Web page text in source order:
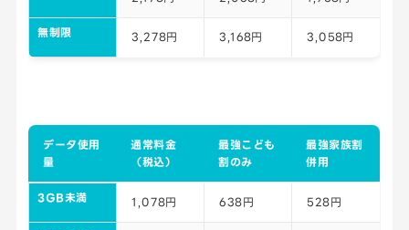
無制限 3,278円 3,168円 3,058円
データ使用
量
通常料金
（税込）
最強こども
割のみ
最強家族割
併用
3GB未満 1,078円 638円 528円